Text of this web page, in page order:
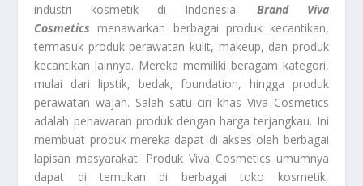
industri kosmetik di Indonesia. Brand Viva
Cosmetics menawarkan berbagai produk kecantikan,
termasuk produk perawatan kulit, makeup, dan produk
kecantikan lainnya. Mereka memiliki beragam kategori,
mulai dari lipstik, bedak, foundation, hingga produk
perawatan wajah. Salah satu ciri khas Viva Cosmetics
adalah penawaran produk dengan harga terjangkau. Ini
membuat produk mereka dapat di akses oleh berbagai
lapisan masyarakat. Produk Viva Cosmetics umumnya
dapat di temukan di berbagai toko kosmetik,